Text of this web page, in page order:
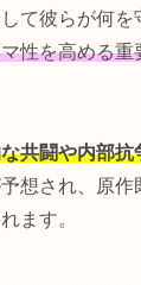
て彼らが何
性を高める重
共闘や内部抗
想され、原
ます。